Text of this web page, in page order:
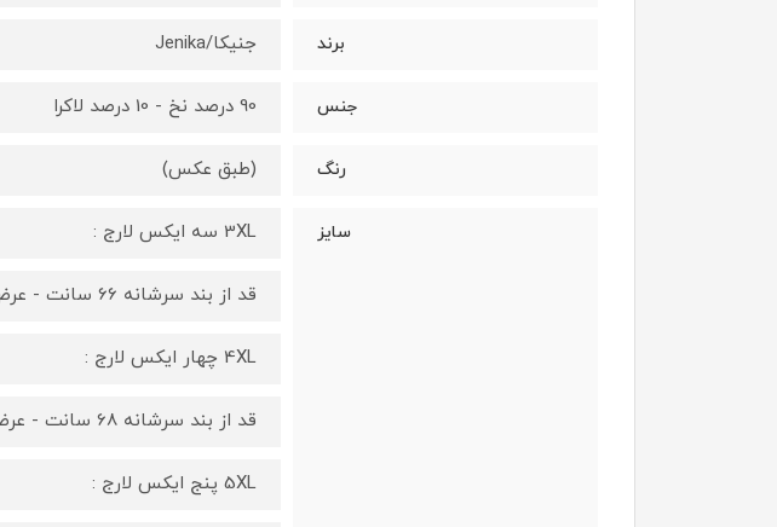
برند جنیکا/Jenika
جنس 90 درصد نخ - 10 درصد لاکرا
رنگ (طبق عکس)
سایز 3XL سه ایکس لارج :
قد از بند سرشانه 66 سانت - عرض سینه 44 سانت
4XL چهار ایکس لارج :
قد از بند سرشانه 68 سانت - عرض سینه 46 سانت
5XL پنج ایکس لارج :